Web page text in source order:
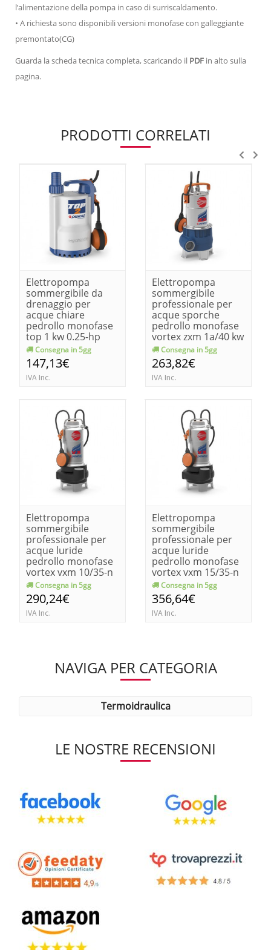
l’alimentazione della pompa in caso di surriscaldamento.
• A richiesta sono disponibili versioni monofase con galleggiante
premontato(CG)
Guarda la scheda tecnica completa, scaricando il PDF in alto sulla
pagina.
PRODOTTI CORRELATI
Elettropompa
sommergibile da
drenaggio per
acque chiare
pedrollo monofase
top 1 kw 0.25-hp
0.33Consegna in 5gg
147,13€
IVA Inc.
Elettropompa
sommergibile
professionale per
acque sporche
pedrollo monofase
vortex zxm 1a/40 kw
0.60-hp 0.85
Consegna in 5gg
263,82€
IVA Inc.
Elettropompa
sommergibile
professionale per
acque luride
pedrollo monofase
vortex vxm 10/35-n
kw 0.75-hp 1
Consegna in 5gg
290,24€
IVA Inc.
Elettropompa
sommergibile
professionale per
acque luride
pedrollo monofase
vortex vxm 15/35-n
kw 1.1-hp 1.5
Consegna in 5gg
356,64€
IVA Inc.
NAVIGA PER CATEGORIA
termoidraulica
LE NOSTRE RECENSIONI